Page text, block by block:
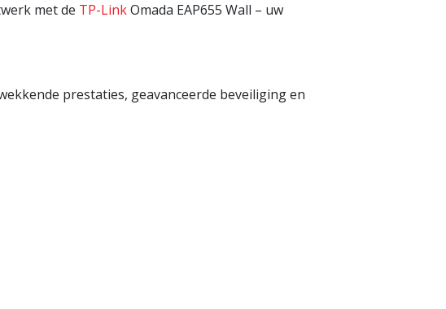
met de TP-LinkOmada EAP655 Wall – uw
prestaties, geavanceerde beveiliging en